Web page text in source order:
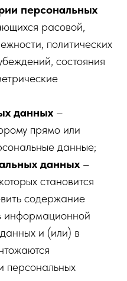
персональных
расовой,
политических
состояния
данных –
прямо или
данные;
данных –
становится
содержание
информационной
и (или) в
персональных